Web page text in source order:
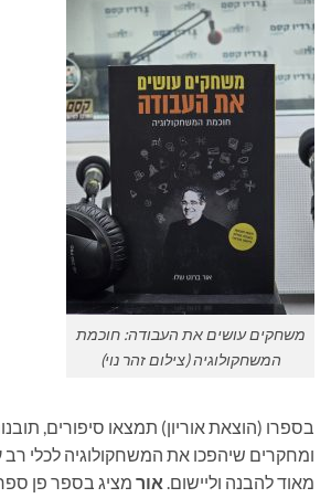
משחקים עושים את העבודה: חוכמת
המשחקולוגיה (צילום זהר נוי)
בספרו (הוצאת אוריון) תמצאו סיפורים,
ומחקרים שיהפכו את המשחקולוגיה לכלי רב
מאוד להבנה וליישום. אור מציג בספר פן